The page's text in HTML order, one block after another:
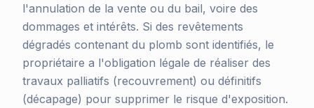
l'annulation de la vente ou du bail, voire des
dommages et intérêts. Si des revêtements
dégradés contenant du plomb sont identifiés, le
propriétaire a l'obligation légale de réaliser des
travaux palliatifs (recouvrement) ou définitifs
(décapage) pour supprimer le risque d'exposition.